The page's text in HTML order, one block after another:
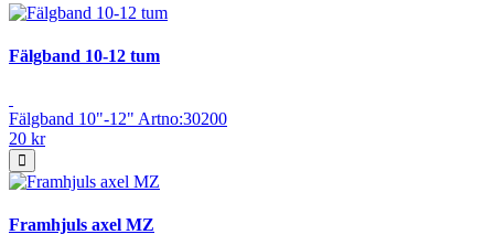
Fälgband 10-12 tum
Fälgband 10"-12" Artno:30200
20 kr
Framhjuls axel MZ